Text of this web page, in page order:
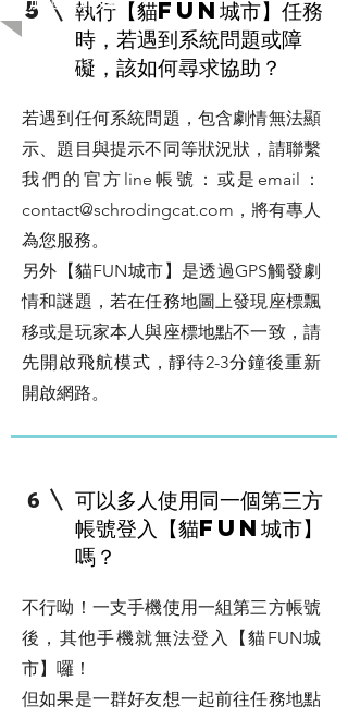
5
執行【貓FUN城市】任務
時，若遇到系統問題或障
礙，該如何尋求協助？
若遇到任何系統問題，包含劇情無法顯
示、題目與提示不同等狀況狀，請聯繫
我們的官方line帳號：或是email：
contact@schrodingcat.com ，將有專人
為您服務。
另外【貓FUN城市】是透過GPS觸發劇
情和謎題，若在任務地圖上發現座標飄
移或是玩家本人與座標地點不一致，請
先開啟飛航模式，靜待2-3分鐘後重新
開啟網路。
6
可以多人使用同一個第三方
帳號登入【貓FUN城市】
嗎？
不行呦！一支手機使用一組第三方帳號
後，其他手機就無法登入【貓FUN城
市】囉！
但如果是一群好友想一起前往任務地點